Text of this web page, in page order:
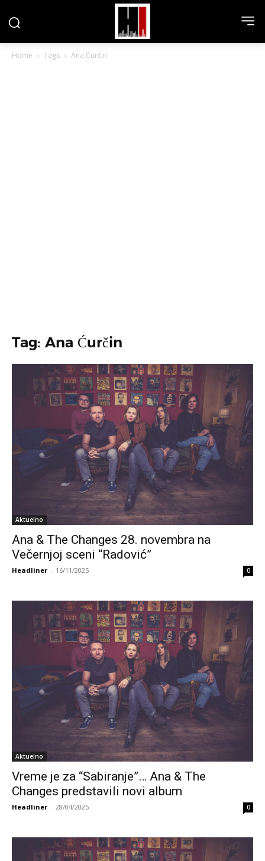
Home Tags Ana Ćurčin
Tag: Ana Ćurčin
Aktuelno
Ana & The Changes 28. novembra na
Večernjoj sceni “Radović”
Headliner - 16/11/2025 0
Aktuelno
Vreme je za “Sabiranje”… Ana & The
Changes predstavili novi album
Headliner - 28/04/2025 0